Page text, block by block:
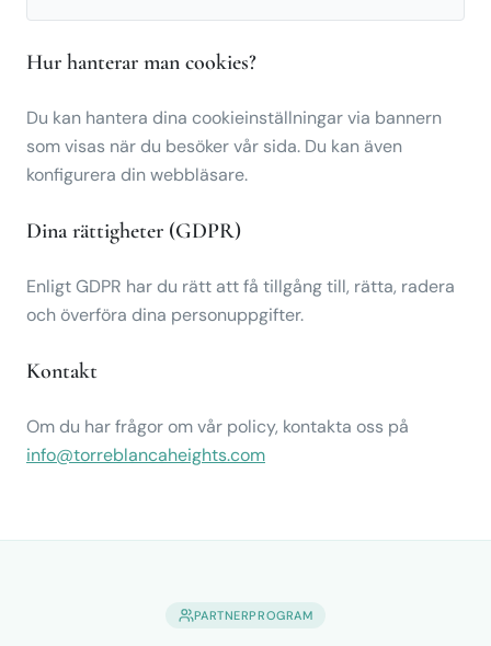
Hur hanterar man cookies?
Du kan hantera dina cookieinställningar via bannern
som visas när du besöker vår sida. Du kan även
konfigurera din webbläsare.
Dina rättigheter (GDPR)
Enligt GDPR har du rätt att få tillgång till, rätta, radera
och överföra dina personuppgifter.
Kontakt
Om du har frågor om vår policy, kontakta oss på
info@torreblancaheights.com
PARTNERPROGRAM